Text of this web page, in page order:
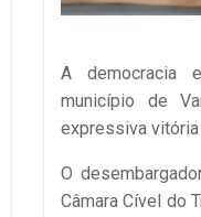
A democracia
município de
expressiva vitória
O
Câmara Cível do